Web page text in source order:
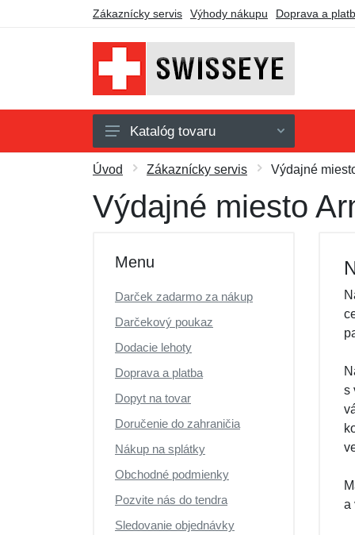
Zákaznícky servis Výhody nákupu Doprava a
Taktické okuliare
Príslušenstvo
Darčekové poukazy
Katalóg tovaru
Úvod Zákaznícky servis Výdajné
Výdajné miesto
Menu
Darček zadarmo za nákup
Darčekový poukaz
Dodacie lehoty
Doprava a platba
Dopyt na tovar
Doručenie do zahraničia
Nákup na splátky
Obchodné podmienky
Pozvite nás do tendra
Sledovanie objednávky
s
a